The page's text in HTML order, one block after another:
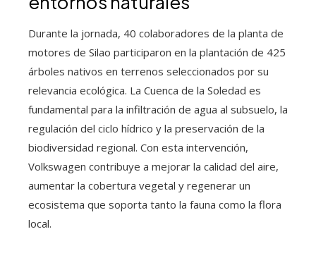
Durante la jornada, 40 colaboradores de la planta de
motores de Silao participaron en la plantación de 425
árboles nativos en terrenos seleccionados por su
relevancia ecológica. La Cuenca de la Soledad es
fundamental para la infiltración de agua al subsuelo, la
regulación del ciclo hídrico y la preservación de la
biodiversidad regional. Con esta intervención,
Volkswagen contribuye a mejorar la calidad del aire,
aumentar la cobertura vegetal y regenerar un
ecosistema que soporta tanto la fauna como la flora
local.